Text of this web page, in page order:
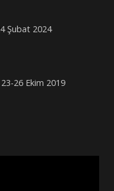
Şubat 2024
26 Ekim 2019